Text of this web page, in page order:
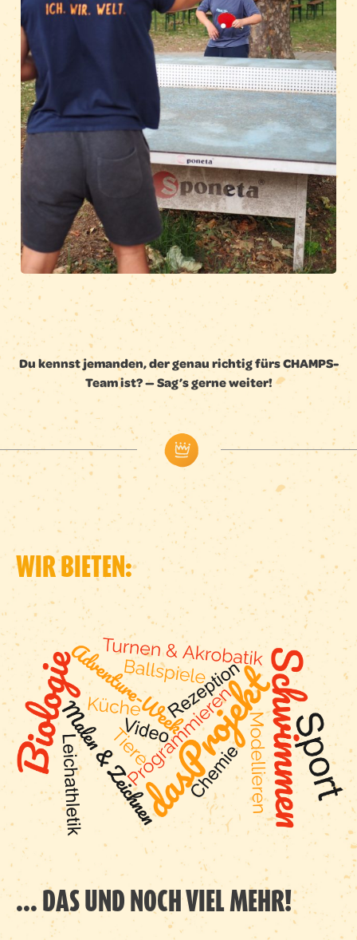
Du kennst jemanden, der genau richtig fürs CHAMPS-
Team ist? — Sag’s gerne weiter!
WIR BIETEN:
... DAS UND NOCH VIEL MEHR!